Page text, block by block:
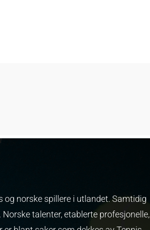
norske spillere i utlandet. Samtidig
Norske talenter, etablerte profesjonelle,